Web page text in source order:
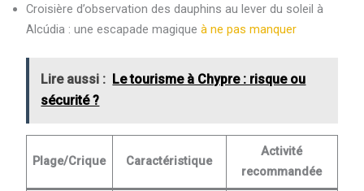
Croisière d’observation des dauphins au lever du soleil à
Alcúdia : une escapade magique à ne pas manquer
Lire aussi : Le tourisme à Chypre : risque ou
sécurité ?
Plage/Crique Caractéristique
Activité
recommandée